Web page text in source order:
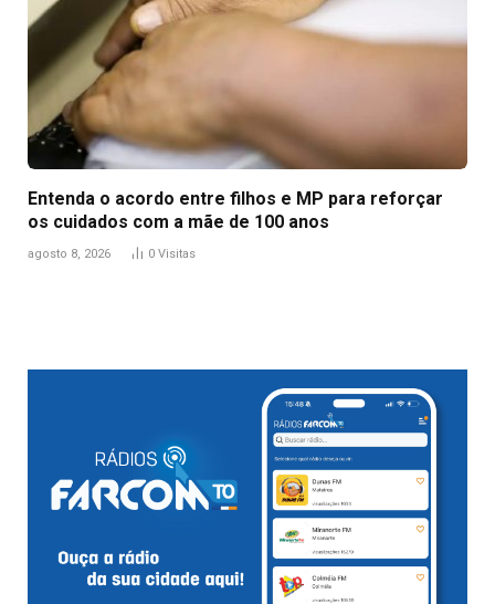
Entenda o acordo entre filhos e MP para reforçar
os cuidados com a mãe de 100 anos
agosto 8, 2026 0 Visitas